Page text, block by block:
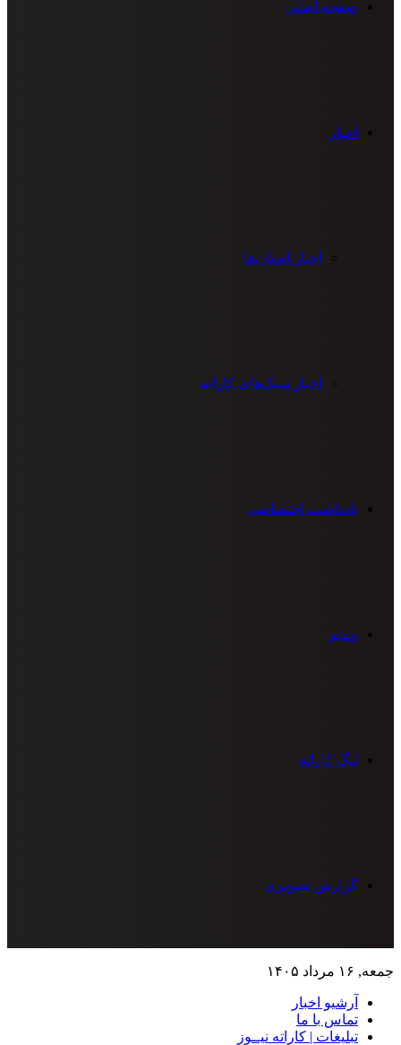
صفحه اصلی
اخبار
اخبار استان‌ها
اخبار سبک‌های کاراته
یادداشت اختصاصی
ویدیو
لیگ کاراته
گزارش تصویری
جمعه, ۱۶ مرداد ۱۴۰۵
آرشیو اخبار
تماس‌ با‌ ما
تبلیغات | کاراته نیــوز